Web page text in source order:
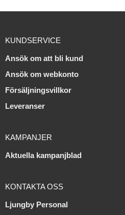
KUNDSERVICE
Ansök om att bli kund
Ansök om webkonto
Försäljningsvillkor
Leveranser
KAMPANJER
Aktuella kampanjblad
KONTAKTA OSS
Ljungby Personal